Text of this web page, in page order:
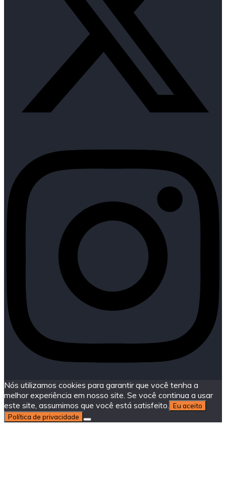
Nós utilizamos cookies para garantir que você tenha a
melhor experiência em nosso site. Se você continua a usar
este site, assumimos que você está satisfeito.
Eu aceito
Política de privacidade